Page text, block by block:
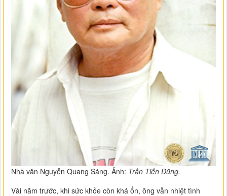
Nhà văn Nguyễn Quang Sáng. Ảnh: Trần Tiến Dũng.
Vài năm trước, khi sức khỏe còn khá ổn, ông vẫn nhiệt tình